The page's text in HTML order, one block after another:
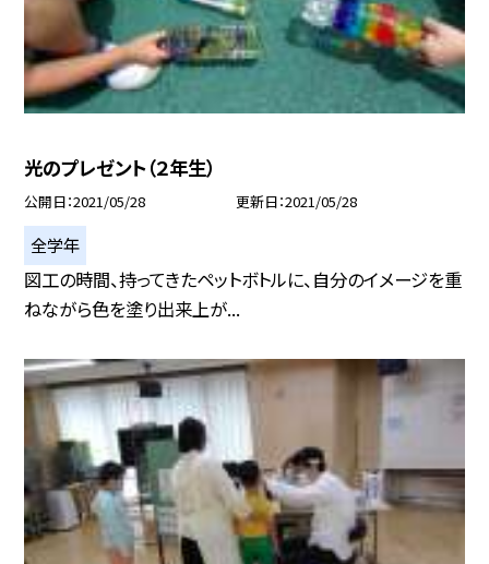
光のプレゼント（２年生）
公開日 2021/05/28 更新日 2021/05/28
全学年
図工の時間、持ってきたペットボトルに、自分のイメージを重
ねながら色を塗り出来上が...